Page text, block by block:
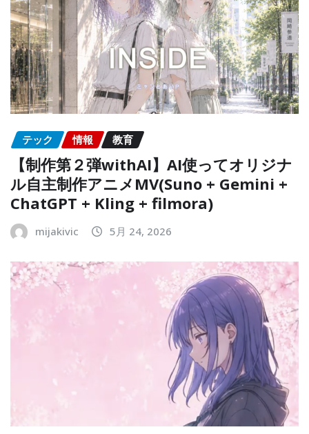
テック 情報 教育
【制作第２弾withAI】AI使ってオリジナ
ル自主制作アニメMV(Suno + Gemini +
ChatGPT + Kling + filmora)
mijakivic 5月 24, 2026